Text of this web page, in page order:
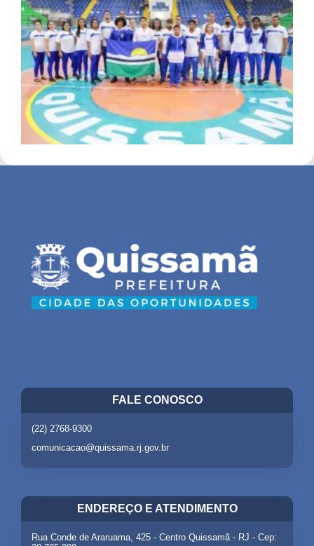
FALE CONOSCO
(22) 2768-9300
comunicacao@quissama.rj.gov.br
ENDEREÇO E ATENDIMENTO
Rua Conde de Araruama, 425 - Centro Quissamã - RJ - Cep: